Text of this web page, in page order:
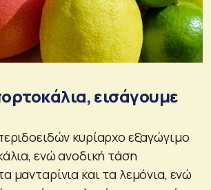
εισάγουμε
κυρίαρχο εξαγώγιμο
ενώ ανοδική τάση
μανταρίνια και τα λεμόνια, ενώ